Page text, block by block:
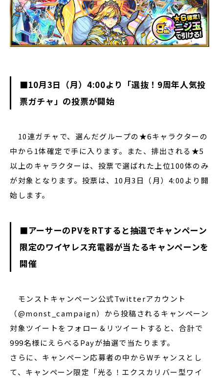
■10月3日（月）4:00より「選抜！9周年人気投
票ガチャ」の投票が開始
10連ガチャで、選んだグループの★6キャラクターの
中から1体確定で手に入ります。また、排出される★5
以上のキャラクターは、投票で選ばれた上位100体のみ
が対象となります。投票は、10月3日（月）4:00より開
始します。
■アーサーのPVをRTすると抽選でキャンペーン
限定のワイヤレス充電器が当たるキャンペーンを
開催
モンストキャンペーン公式Twitterアカウント
（@monst_campaign）から投稿されるキャンペーン
対象ツイートをフォロー＆リツイートすると、合計で
999名様にえらべるPayが抽選で当たります。
さらに、キャンペーン応募者の中からWチャンスとし
て、キャンペーン限定「光る！エクスカリバー型ワイ